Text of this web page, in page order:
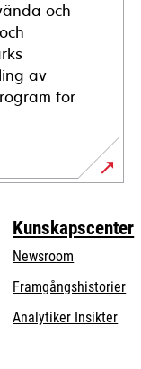
och
av
för
Kunskapscenter
Newsroom
Framgångshistorier
Analytiker Insikter